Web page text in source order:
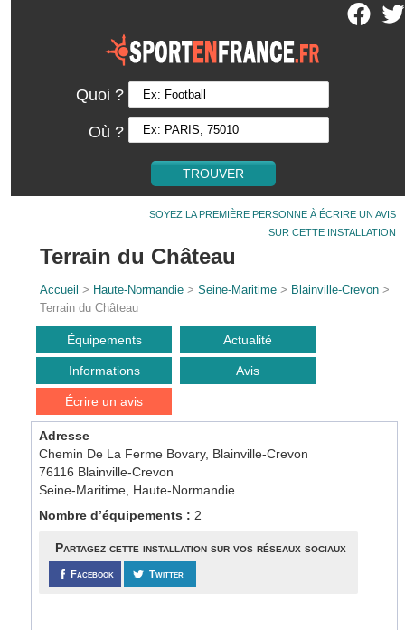
Quoi ?
Où ?
SOYEZ LA PREMIÈRE PERSONNE À ÉCRIRE UN AVIS
SUR CETTE INSTALLATION
Terrain du Château
Accueil > Haute-Normandie >Seine-Maritime > Blainville-Crevon >
Terrain du Château
Équipements Actualité
Informations Avis
Écrire un avis
Adresse
Chemin De La Ferme Bovary, Blainville-Crevon
76116 Blainville-Crevon
Seine-Maritime, Haute-Normandie
Nombre d’équipements : 2
Partagez cette installation sur vos réseaux sociaux
Facebook Twitter